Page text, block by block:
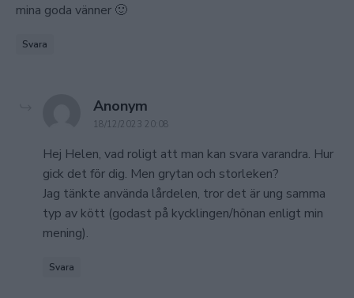
mina goda vänner 🙂
Svara
Anonym
18/12/2023 20:08
Hej Helen, vad roligt att man kan svara varandra. Hur
gick det för dig. Men grytan och storleken?
Jag tänkte använda lårdelen, tror det är ung samma
typ av kött (godast på kycklingen/hönan enligt min
mening).
Svara